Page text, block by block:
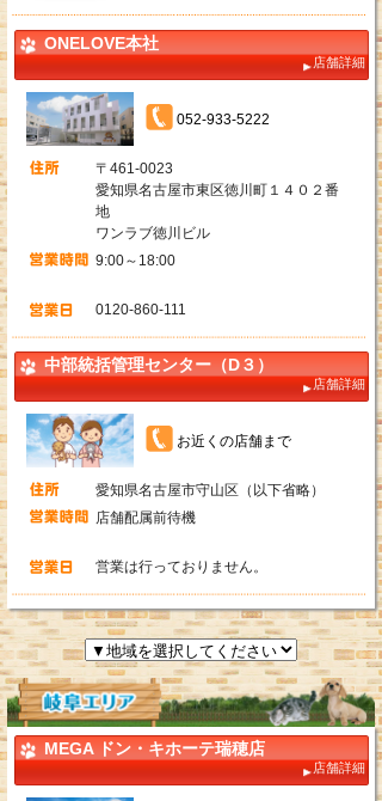
ONELOVE本社
店舗詳細
052-933-5222
〒461-0023
愛知県名古屋市東区徳川町１４０２番
地
ワンラブ徳川ビル
9:00～18:00
0120-860-111
中部統括管理センター（D３）
店舗詳細
お近くの店舗まで
愛知県名古屋市守山区（以下省略）
店舗配属前待機
営業は行っておりません。
MEGA ドン・キホーテ瑞穂店
店舗詳細